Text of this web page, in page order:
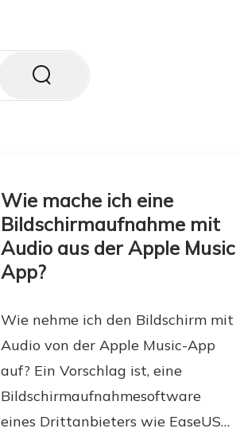
Wie mache ich eine
Bildschirmaufnahme mit
Audio aus der Apple Music
App?
Wie nehme ich den Bildschirm mit
Audio von der Apple Music-App
auf? Ein Vorschlag ist, eine
Bildschirmaufnahmesoftware
eines Drittanbieters wie EaseUS